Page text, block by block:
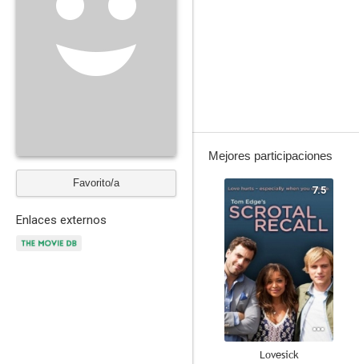
Favorito/a
Enlaces externos
Mejores participaciones
7.5
Lovesick